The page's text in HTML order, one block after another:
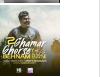
دانلود آهنگ جدید مهدی
یراحی بنام اسرار